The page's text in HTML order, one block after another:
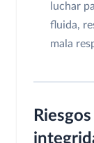
luchar
fluida,
mala